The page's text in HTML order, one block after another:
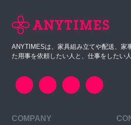
ANYTIMESは、家具組み立てや配送、家
た用事を依頼したい人と、仕事をしたい
COMPANY